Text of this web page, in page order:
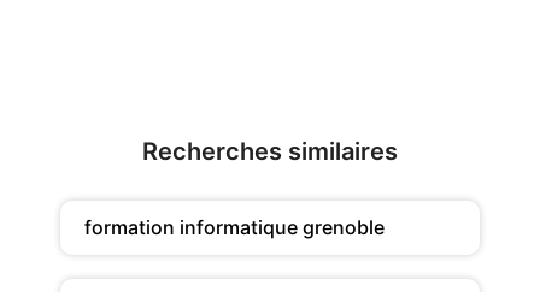
Recherches similaires
formation informatique grenoble